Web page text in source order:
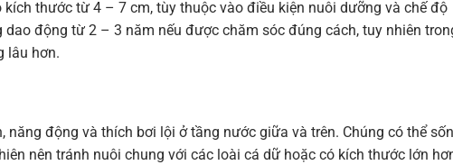
thước từ 4 – 7 cm, tùy thuộc vào điều kiện nuôi dưỡng và chế độ
động từ 2 – 3 năm nếu được chăm sóc đúng cách, tuy nhiên
lâu hơn.
năng động và thích bơi lội ở tầng nước giữa và trên. Chúng có thể
nên tránh nuôi chung với các loài cá dữ hoặc có kích thước lớn